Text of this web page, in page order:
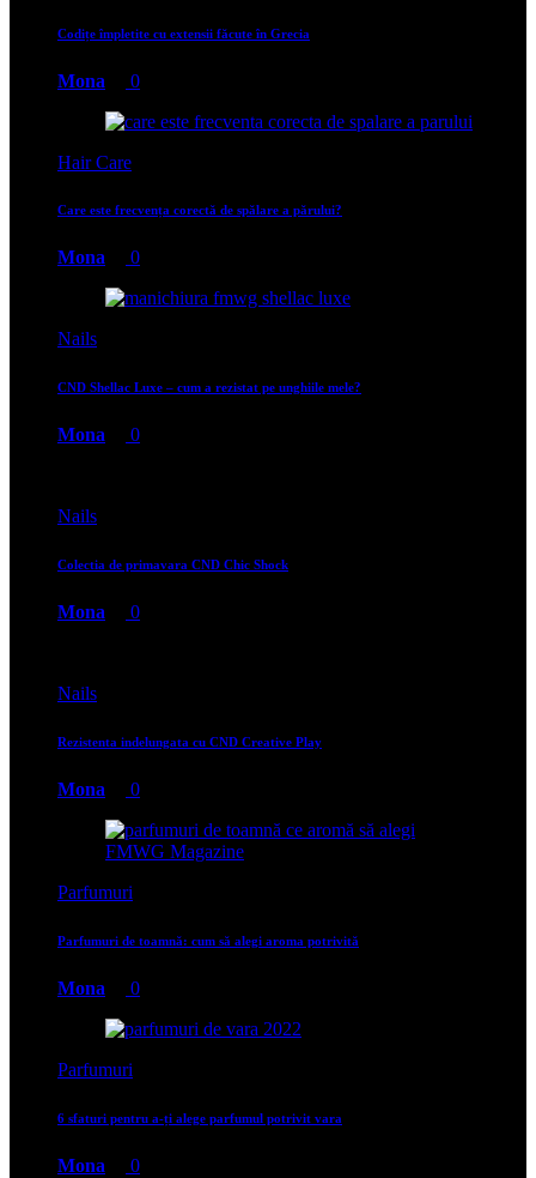
Codițe împletite cu extensii făcute în Grecia
Mona 0
Hair Care
Care este frecvența corectă de spălare a părului?
Mona 0
Nails
CND Shellac Luxe – cum a rezistat pe unghiile mele?
Mona 0
Nails
Colectia de primavara CND Chic Shock
Mona 0
Nails
Rezistenta indelungata cu CND Creative Play
Mona 0
Parfumuri
Parfumuri de toamnă: cum să alegi aroma potrivită
Mona 0
Parfumuri
6 sfaturi pentru a-ți alege parfumul potrivit vara
Mona 0